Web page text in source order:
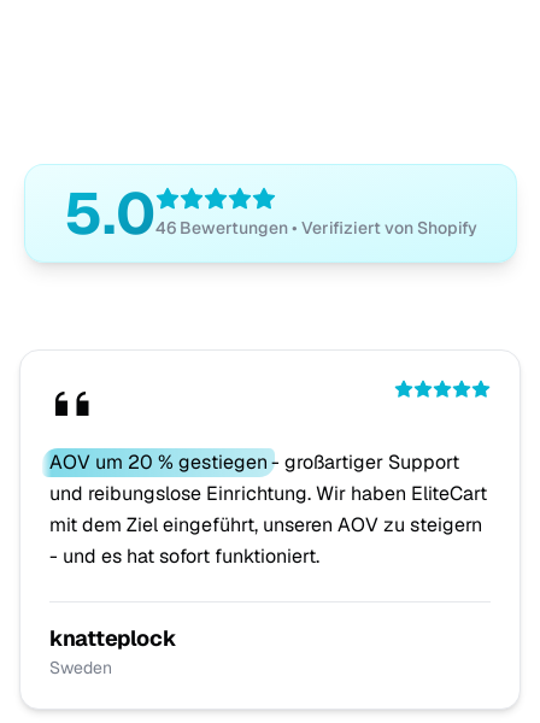
5.046 Bewertungen • Verifiziert von Shopify
AOV um 20 % gestiegen- großartiger Support
und reibungslose Einrichtung. Wir haben EliteCart
mit dem Ziel eingeführt, unseren AOV zu steigern
- und es hat sofort funktioniert.
knatteplock
Sweden